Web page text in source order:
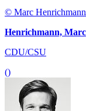
© Marc
Henrichmann, Marc
CDU/CSU
()